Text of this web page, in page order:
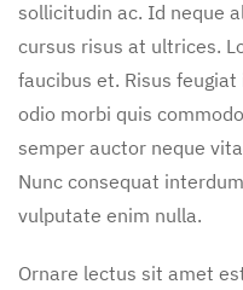
sollicitudin ac. Id neque
cursus risus at ultrices.
faucibus et. Risus
odio morbi quis
semper auctor neque
Nunc consequat
vulputate enim nulla.
Ornare lectus sit amet